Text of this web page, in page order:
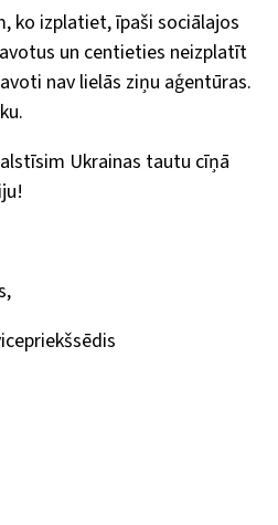
ko izplatiet, īpaši sociālajos
un centieties neizplatīt
nav lielās ziņu aģentūras.
Ukrainas tautu cīņā